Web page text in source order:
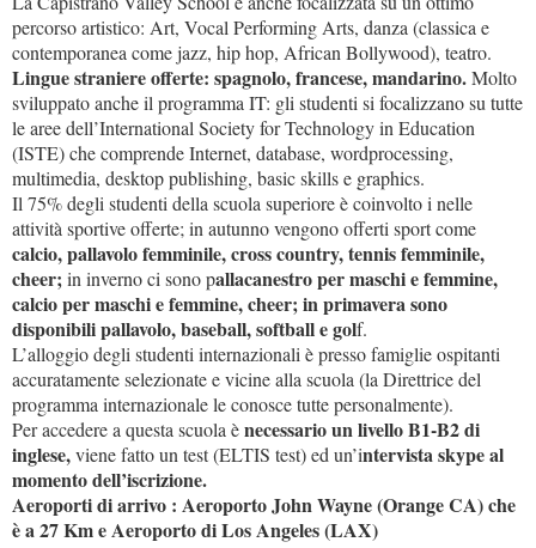
percorso artistico: Art, Vocal Performing Arts, danza (classica e
contemporanea come jazz, hip hop, African Bollywood), teatro.
Lingue straniere offerte: spagnolo, francese, mandarino.Molto
sviluppato anche il programma IT: gli studenti si focalizzano su tutte
le aree dell’International Society for Technology in Education
(ISTE) che comprende Internet, database, wordprocessing,
multimedia, desktop publishing, basic skills e graphics.
Il 75% degli studenti della scuola superiore è coinvolto i nelle
attività sportive offerte; in autunno vengono offerti sport come
calcio, pallavolo femminile, cross country, tennis femminile,
cheer;in inverno ci sono pallacanestro per maschi e femmine,
calcio per maschi e femmine, cheer; in primavera sono
disponibili pallavolo, baseball, softball e golf.
L’alloggio degli studenti internazionali è presso famiglie ospitanti
accuratamente selezionate e vicine alla scuola (la Direttrice del
programma internazionale le conosce tutte personalmente).
Per accedere a questa scuola ènecessario un livello B1-B2 di
inglese,viene fatto un test (ELTIS test) ed un’intervista skype al
momento dell’iscrizione.
Aeroporti di arrivo : Aeroporto John Wayne (Orange CA) che
è a 27 Km e Aeroporto di Los Angeles (LAX)